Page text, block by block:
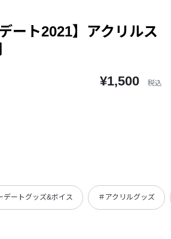
ート2021】アクリルス
¥1,500 税込
デートグッズ&ボイス ＃アクリルグッズ